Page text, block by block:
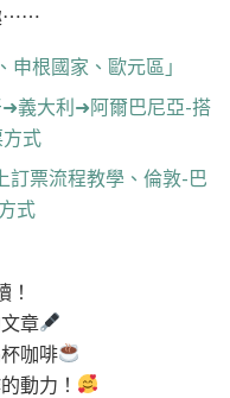
⋯⋯
根國家、歐元區」
義大利➜阿爾巴尼亞-搭
式
訂票流程教學、倫敦-巴
式
！
章
咖啡
動力！